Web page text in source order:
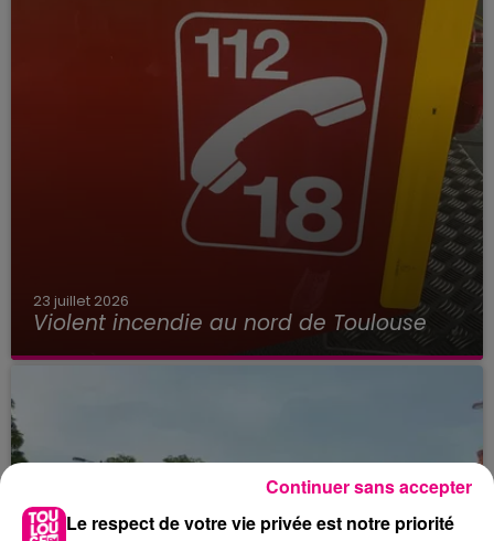
23 juillet 2026
Violent incendie au nord de Toulouse
Le respect de votre vie privée est notre priorité
Continuer sans accepter